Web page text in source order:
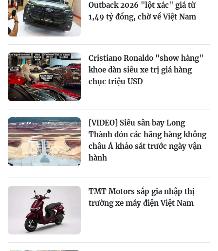
Outback 2026 "lột xác" giá từ
1,49 tỷ đồng, chờ về Việt Nam
Cristiano Ronaldo "show hàng"
khoe dàn siêu xe trị giá hàng
chục triệu USD
[VIDEO] Siêu sân bay Long
Thành đón các hãng hàng không
châu Á khảo sát trước ngày vận
hành
TMT Motors sắp gia nhập thị
trường xe máy điện Việt Nam